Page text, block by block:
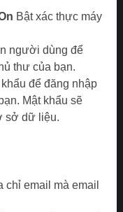
Bật xác thực máy
người dùng để
thư của bạn.
khẩu để đăng nhập
Mật khẩu sẽ
sở dữ liệu.
chỉ email mà email